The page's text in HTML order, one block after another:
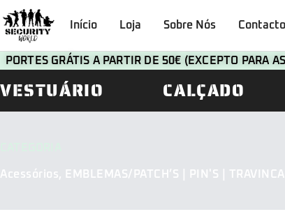
Início Loja Sobre Nós
PORTES GRÁTIS A PARTIR DE 50€ (EXCEPTO PARA
VESTUÁRIO CALÇADO
Acessórios, EMBLEMAS/PATCH’S | PIN'S |